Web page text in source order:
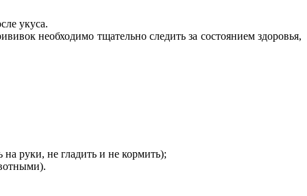
укуса.
необходимо тщательно следить за состоянием здоровья,
руки, не гладить и не кормить);